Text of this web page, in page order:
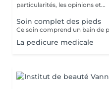
particularités, les opinions et...
Soin complet des pieds
La pedicure medicale